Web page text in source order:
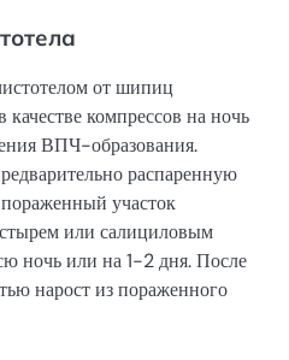
от шипиц
компрессов на ночь
ВПЧ-образования.
распаренную
участок
или салициловым
ночь или на 1-2 дня. После
нарост из пораженного